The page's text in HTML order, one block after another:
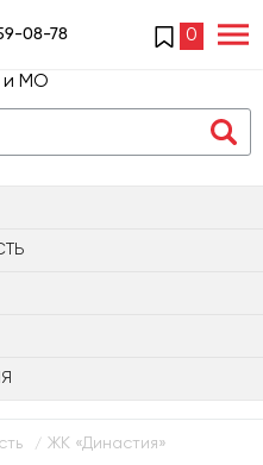
08-78 0
и МО
/ ЖК «Династия»